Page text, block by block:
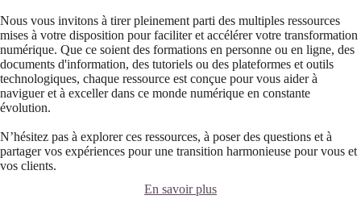
Nous vous invitons à tirer pleinement parti des multiples ressources
mises à votre disposition pour faciliter et accélérer votre transformation
numérique. Que ce soient des formations en personne ou en ligne, des
documents d'information, des tutoriels ou des plateformes et outils
technologiques, chaque ressource est conçue pour vous aider à
naviguer et à exceller dans ce monde numérique en constante
évolution.
N’hésitez pas à explorer ces ressources, à poser des questions et à
partager vos expériences pour une transition harmonieuse pour vous et
vos clients.
En savoir plus